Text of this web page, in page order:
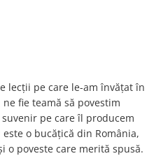
lecții pe care le-am învățat în
fie teamă să povestim
pe care îl producem
o bucățică din România,
o poveste care merită spusă.